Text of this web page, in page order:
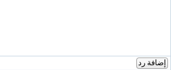
إضافة رد